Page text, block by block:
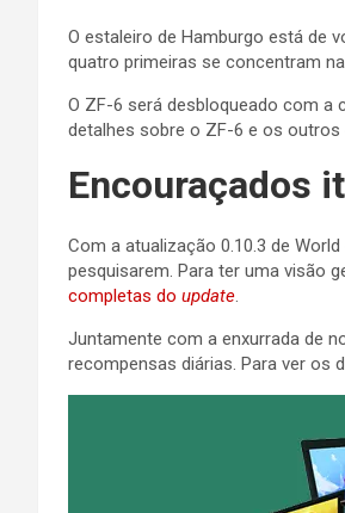
O estaleiro de Hamburgo está de
quatro primeiras se concentram
O ZF-6 será desbloqueado com a
detalhes sobre o ZF-6 e os
Encouraçados
Com a atualização 0.10.3 de
pesquisarem. Para ter uma visão
completas do update
Juntamente com a enxurrada de
recompensas diárias. Para ver os